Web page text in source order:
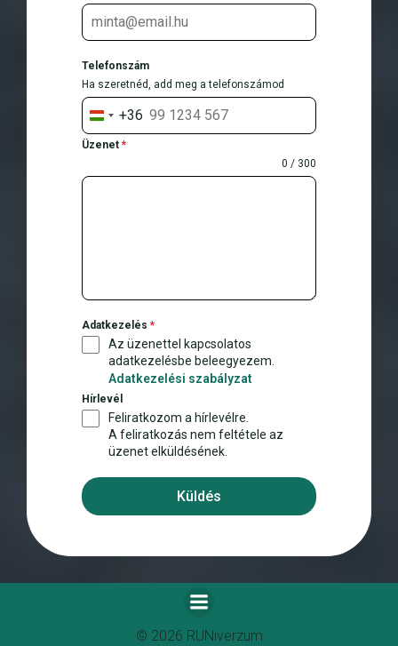
Telefonszám
Ha szeretnéd, add meg a telefonszámod
H
u
g
6
+36
Üzenet *
0 / 300
Adatkezelés *
Az üzenettel kapcsolatos
adatkezelésbe beleegyezem.
Adatkezelési szabályzat
Hírlevél
Feliratkozom a hírlevélre.
A feliratkozás nem feltétele az
üzenet elküldésének.
Küldés
© 2026 RUNiverzum